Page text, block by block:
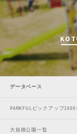
データベース
PARKFULピックアップ1000
大規模公園一覧